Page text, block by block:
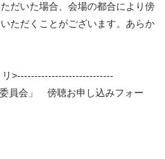
だいた場合、会場の都合により傍
ただくことがございます。あらか
>----------------------------
員会」 傍聴お申し込みフォー